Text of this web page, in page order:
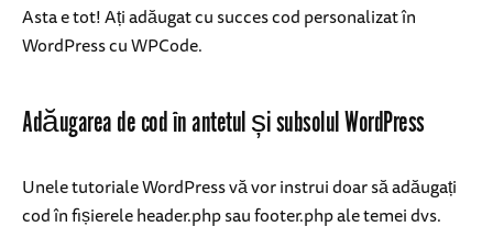
Asta e tot! Ați adăugat cu succes cod personalizat în
WordPress cu WPCode.
Adăugarea de cod în antetul și subsolul WordPress
Unele tutoriale WordPress vă vor instrui doar să adăugați
cod în fișierele header.php sau footer.php ale temei dvs.